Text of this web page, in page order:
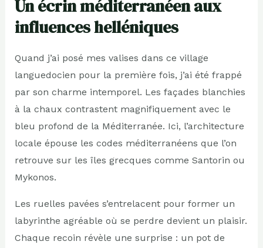
Un écrin méditerranéen aux
influences helléniques
Quand j’ai posé mes valises dans ce village
languedocien pour la première fois, j’ai été frappé
par son charme intemporel. Les façades blanchies
à la chaux contrastent magnifiquement avec le
bleu profond de la Méditerranée. Ici, l’architecture
locale épouse les codes méditerranéens que l’on
retrouve sur les îles grecques comme Santorin ou
Mykonos.
Les ruelles pavées s’entrelacent pour former un
labyrinthe agréable où se perdre devient un plaisir.
Chaque recoin révèle une surprise : un pot de